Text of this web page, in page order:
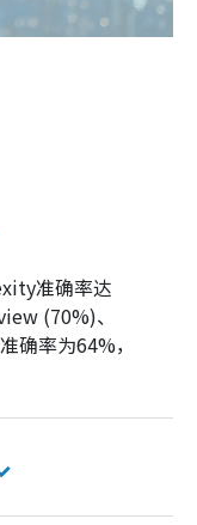
准确率达
(70%)、
确率为64%，